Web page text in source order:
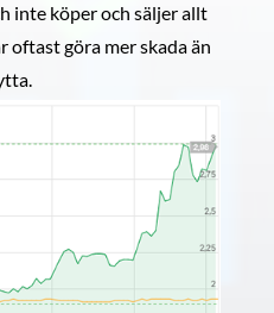
inte köper och säljer allt
göra mer skada än